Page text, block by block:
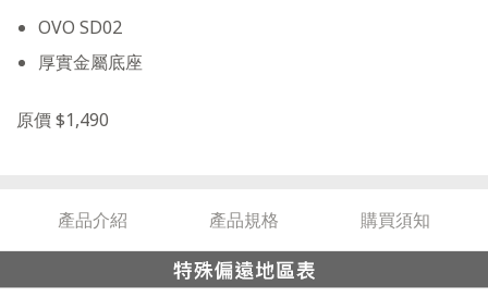
OVO SD02
厚實金屬底座
原價 $1,490
產品介紹 產品規格 購買須知